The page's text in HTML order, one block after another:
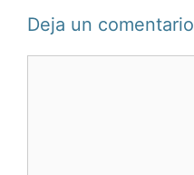
Deja un comentario